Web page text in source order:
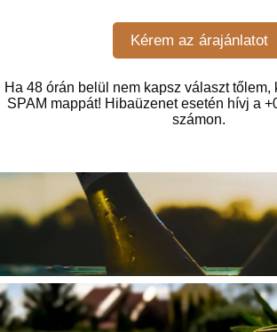
Kérem az árajánlatot
Ha 48 órán belül nem kapsz választ tőlem,
SPAM mappát! Hibaüzenet esetén hívj a
számon.